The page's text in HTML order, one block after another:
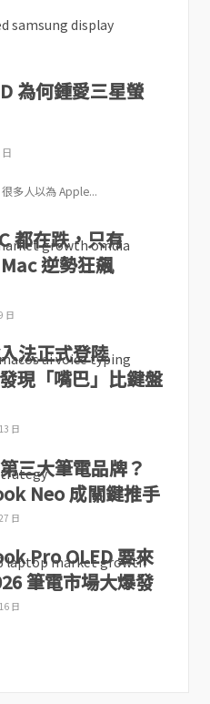
為何鍾愛三星螢
多人以為 Apple...
都在跌，只有
逆勢狂飆
日
法正式登陸
現「嘴巴」比鍵盤
日
三大筆電品牌？
Neo 成關鍵推手
日
Pro OLED 要來
筆電市場大爆發
日